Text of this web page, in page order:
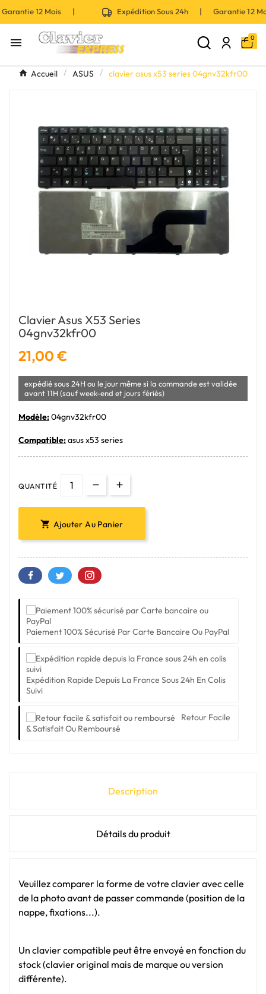
12 Mois | Expédition Sous 24h | Garantie 12
 0
Accueil ASUS clavier asus x53 series 04gnv32kfr00
Clavier Asus X53 Series
04gnv32kfr00
21,00 €
expédié sous 24H ou le jour même si la commande est validée
avant 11H (sauf week-end et jours fériés)
Modèle:04gnv32kfr00
Compatible:asus x53 series
QUANTITÉ
 Ajouter Au Panier
Paiement 100% Sécurisé Par Carte Bancaire Ou PayPal
Expédition Rapide Depuis La France Sous 24h En Colis
Suivi
Retour Facile
& Satisfait Ou Remboursé
Description
Détails du produit
Veuillez comparer la forme de votre clavier avec celle
de la photo avant de passer commande (position de la
nappe, fixations...).
Un clavier compatible peut être envoyé en fonction du
stock (clavier original mais de marque ou version
différente).